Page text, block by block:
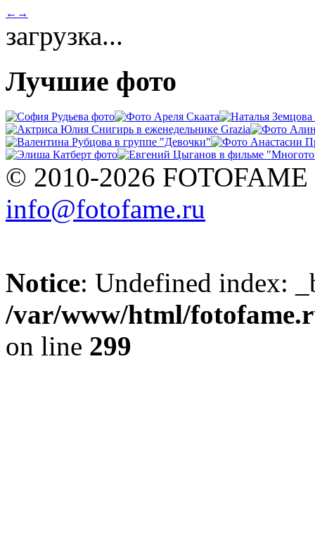
← →
загрузка...
Лучшие фото
© 2010-2026 FOTOFAME
info@fotofame.ru
Notice: Undefined index:
/var/www/html/
on line 299